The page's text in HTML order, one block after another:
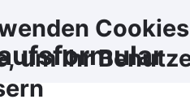
um Ihr